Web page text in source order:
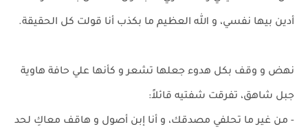
أدين بيها نفسي، و الله العظيم ما بكذب أنا قولت كل الحقيقة.
نهض و وقف بكل هدوء جعلها تشعر و كأنها علي حافة هاوية
جبل شاهق، تفرقت شفتيه قائلاً:
- من غير ما تحلفي مصدقك، و أنا إبن أصول و هاقف معاكِ لحد